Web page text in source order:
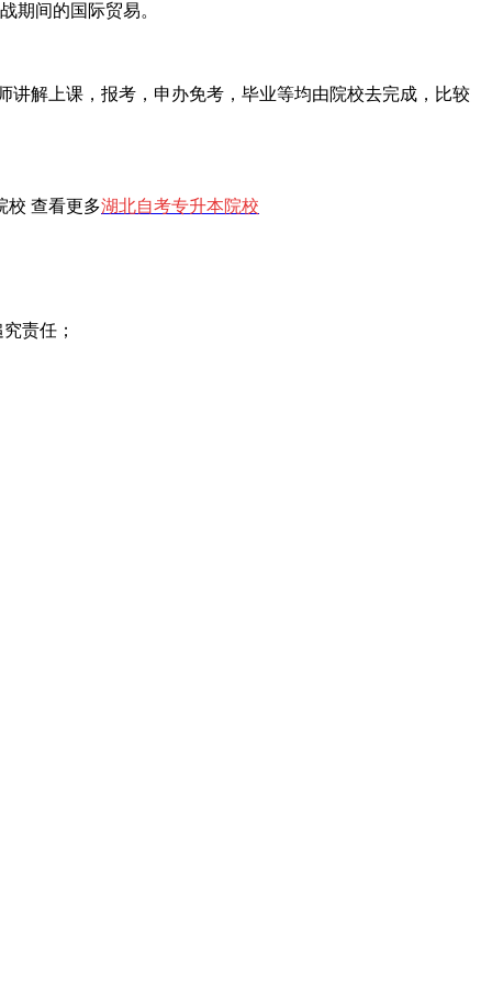
期间的国际贸易。
讲解上课，报考，申办免考，毕业等均由院校去完成，比较
校 查看更多湖北自考专升本院校
责任；